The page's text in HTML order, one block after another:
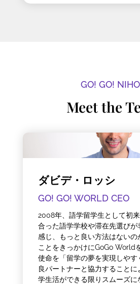
GO! GO!
Meet the
ダビデ・ロッシ
GO! GO! WORLD CEO
2008年、語学留学生として初
合った語学学校や滞在先選びが
感じ、もっと良い方法はないの
ことをきっかけにGoGo World
使命を「留学の夢を実現しやす
良パートナーと協力することに
学生活ができる限りスムーズに